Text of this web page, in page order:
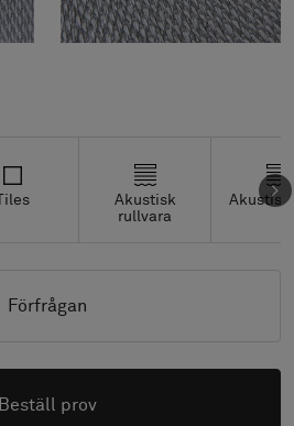
Tiles
Akustisk
rullvara
Akustisk
Förfrågan
Beställ prov